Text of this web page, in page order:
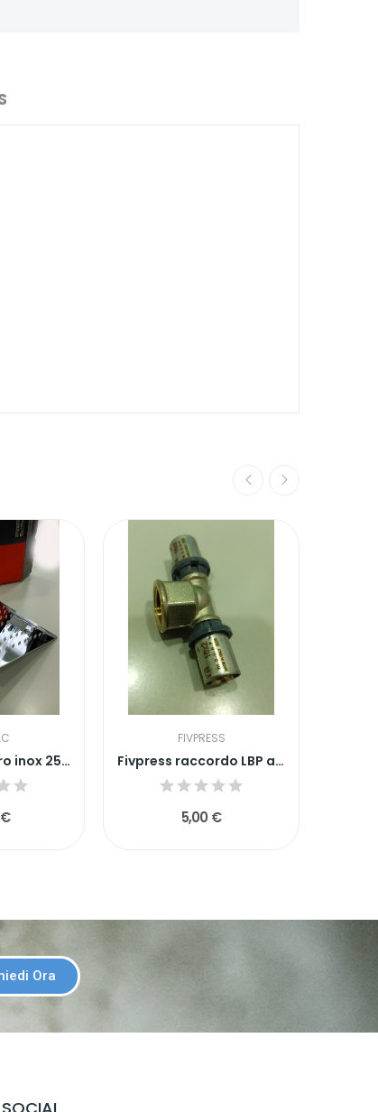
Soffione quadro inox 25x25
FIVPRESS
Fivpress raccordo LBP a TEE 16x1/2x16
5,00 €
Ora